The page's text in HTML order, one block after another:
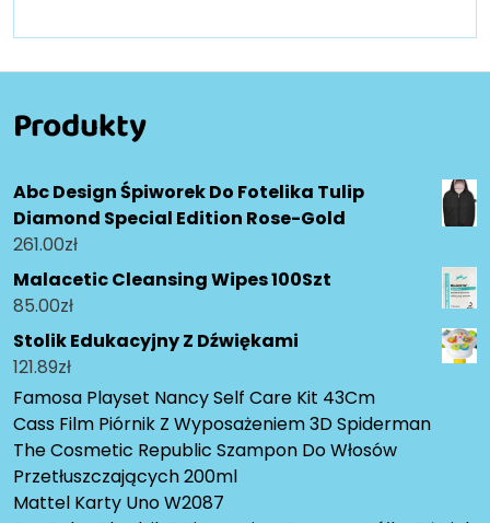
Produkty
Abc Design Śpiworek Do Fotelika Tulip
Diamond Special Edition Rose-Gold
261.00zł
Malacetic Cleansing Wipes 100Szt
85.00zł
Stolik Edukacyjny Z Dźwiękami
121.89zł
Famosa Playset Nancy Self Care Kit 43Cm
Cass Film Piórnik Z Wyposażeniem 3D Spiderman
The Cosmetic Republic Szampon Do Włosów
Przetłuszczających 200ml
Mattel Karty Uno W2087